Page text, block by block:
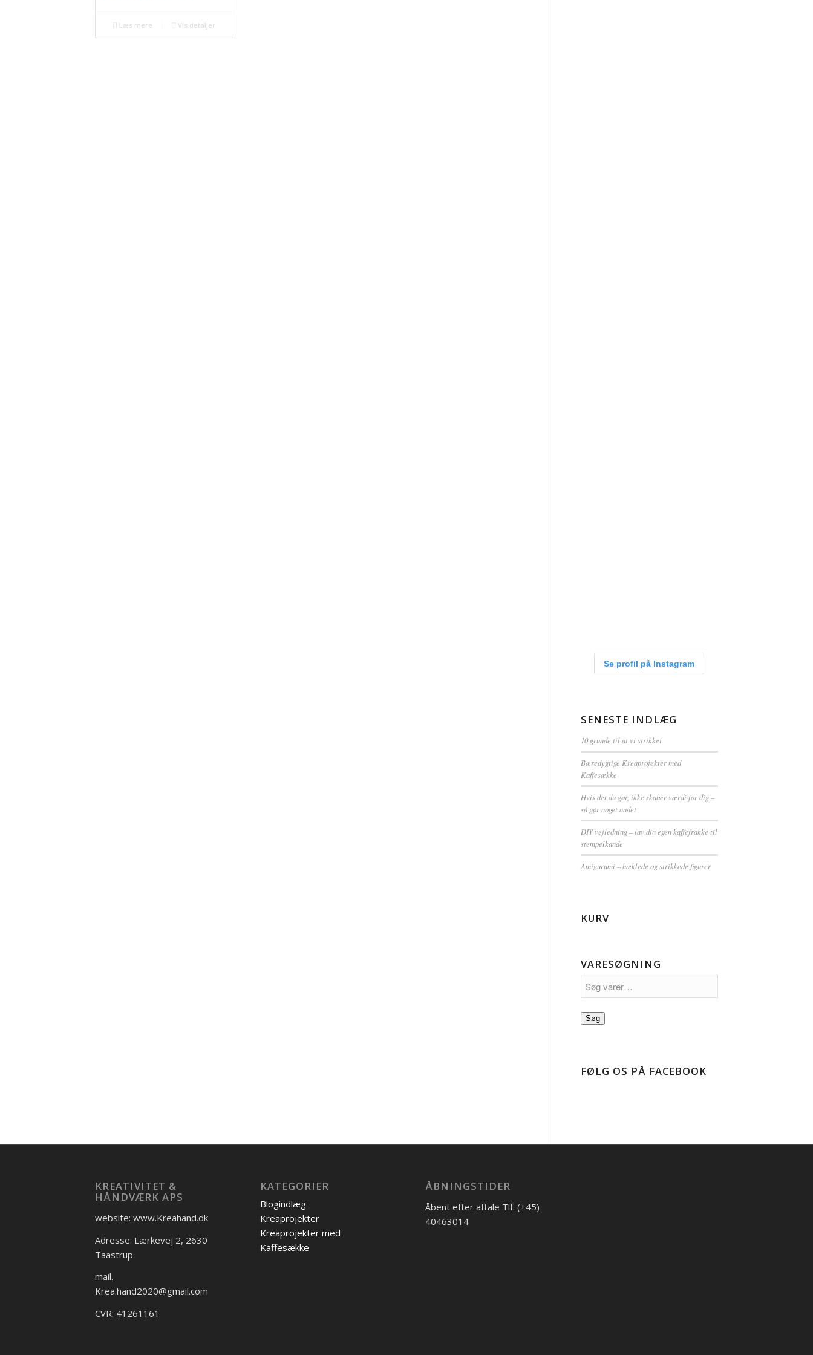
Læs mere Vis detaljer
Se profil på Instagram
SENESTE INDLÆG
10 grunde til at vi strikker
Bæredygtige Kreaprojekter med
Kaffesække
Hvis det du gør, ikke skaber værdi for dig –
så gør noget andet
DIY vejledning – lav din egen kaffefrakke til
stempelkande
Amigurumi – hæklede og strikkede figurer
KURV
VARESØGNING
Søg
FØLG OS PÅ FACEBOOK
KREATIVITET &
HÅNDVÆRK APS
website: www.Kreahand.dk
Adresse: Lærkevej 2, 2630
Taastrup
mail.
Krea.hand2020@gmail.com
CVR: 41261161
KATEGORIER
Blogindlæg
Kreaprojekter
Kreaprojekter med
Kaffesække
ÅBNINGSTIDER
Åbent efter aftale Tlf. (+45)
40463014